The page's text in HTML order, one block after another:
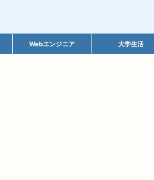
Webエンジニア 大学生活